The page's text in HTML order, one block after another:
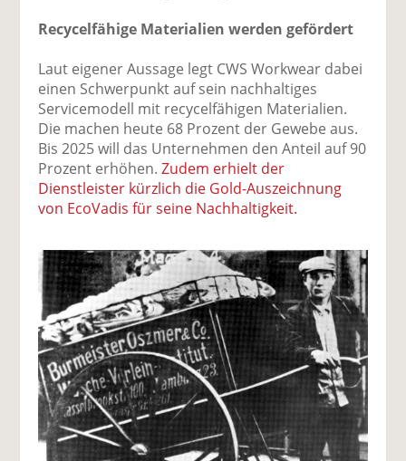
Recycelfähige Materialien werden gefördert
Laut eigener Aussage legt CWS Workwear dabei
einen Schwerpunkt auf sein nachhaltiges
Servicemodell mit recycelfähigen Materialien.
Die machen heute 68 Prozent der Gewebe aus.
Bis 2025 will das Unternehmen den Anteil auf 90
Prozent erhöhen.Zudem erhielt der
Dienstleister kürzlich die Gold-Auszeichnung
von EcoVadis für seine Nachhaltigkeit.